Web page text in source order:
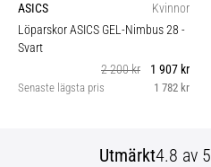
ASICS
Kvinnor
Löparskor ASICS GEL-Nimbus 28 -
Svart
2 200 kr
1 907 kr
Senaste lägsta pris 1 782 kr
Utmärkt4.8 av 5